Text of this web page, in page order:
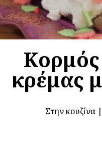
Κορμός
κρέμας
Στην κουζίνα|